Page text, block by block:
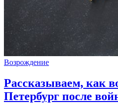
Возрождение
Рассказываем, как
Петербург после